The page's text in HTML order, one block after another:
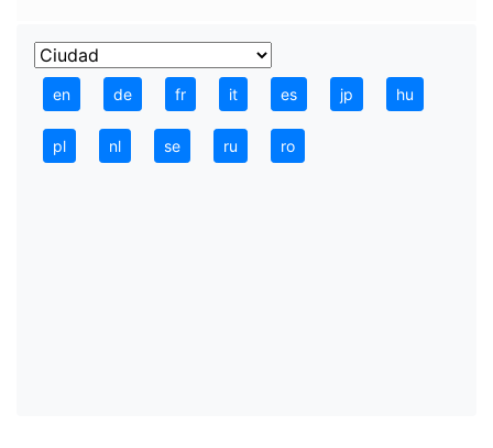
en de fr it es jp hu
pl nl se ru ro